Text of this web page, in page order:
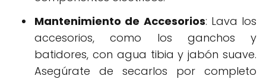
Mantenimiento de Accesorios: Lava los
accesorios, como los ganchos y
batidores, con agua tibia y jabón suave.
Asegúrate de secarlos por completo